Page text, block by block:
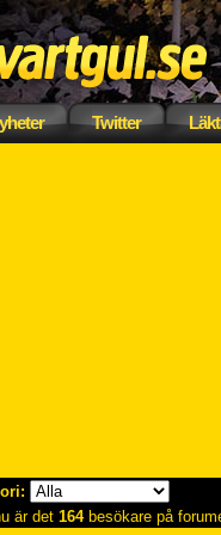
Twitter
är det 164besökare på